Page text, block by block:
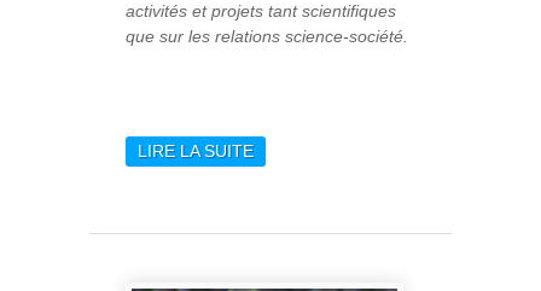
activités et projets tant scientifiques
que sur les relations science-société.
LIRE LA SUITEDE HERVÉ DOLE